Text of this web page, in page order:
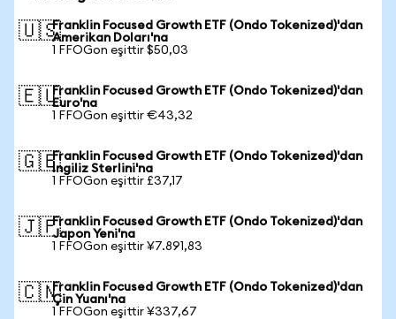
🇺🇸Franklin Focused Growth ETF (Ondo Tokenized)'dan
Amerikan Doları'na
1 FFOGon eşittir $50,03
🇪🇺Franklin Focused Growth ETF (Ondo Tokenized)'dan
Euro'na
1 FFOGon eşittir €43,32
🇬🇧Franklin Focused Growth ETF (Ondo Tokenized)'dan
İngiliz Sterlini'na
1 FFOGon eşittir £37,17
🇯🇵Franklin Focused Growth ETF (Ondo Tokenized)'dan
Japon Yeni'na
1 FFOGon eşittir ¥7.891,83
🇨🇳Franklin Focused Growth ETF (Ondo Tokenized)'dan
Çin Yuanı'na
1 FFOGon eşittir ¥337,67